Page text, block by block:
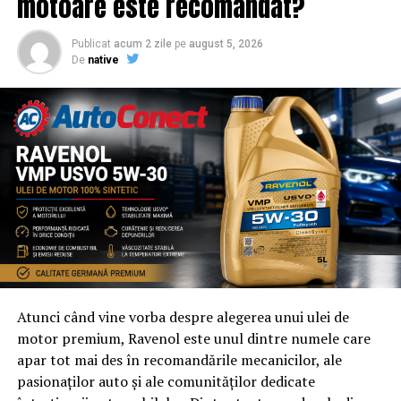
Publicat acum 2 zile pe august 5, 2026
De native
Atunci când vine vorba despre alegerea unui ulei de
motor premium, Ravenol este unul dintre numele care
apar tot mai des în recomandările mecanicilor, ale
pasionaților auto și ale comunităților dedicate